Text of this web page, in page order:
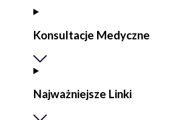
Konsultacje Medyczne
Najważniejsze Linki